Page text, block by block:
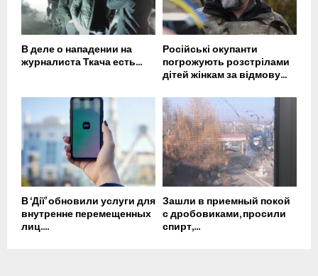
В деле о нападении на
журналиста Ткача есть...
Російські окупанти
погрожують розстрілами
дітей жінкам за відмову...
В ‘Дії’ обновили услуги для
внутренне перемещенных
лиц....
Зашли в приемный покой
с дробовиками, просили
спирт,...